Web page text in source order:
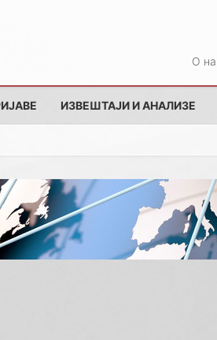
О
ИЗВЕШТАЈИ И АНАЛИЗЕ